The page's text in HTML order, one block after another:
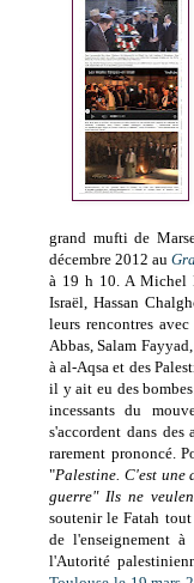
grand mufti de
décembre 2012 au
à 19 h 10. A Michel
Israël, Hassan
leurs rencontres
Abbas, Salam
à al-Aqsa et des
il y ait eu des
incessants du
s'accordent dans
rarement prononcé.
"Palestine. C'est une
guerre" Ils ne
soutenir le Fatah
de l'enseignement
l'Autorité